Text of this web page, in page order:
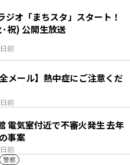
前
ジオ「まちスタ」スタート！
祝) 公開生放送
前
メール】熱中症にご注意くだ
前
気室付近で不審火発生 去年
事案
警察